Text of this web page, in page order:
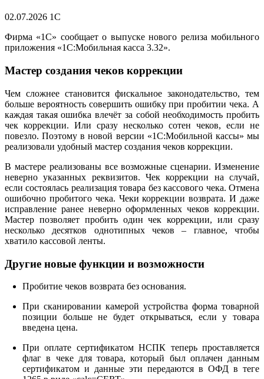
02.07.2026 1С
Фирма «1С» сообщает о выпуске нового релиза мобильного
приложения «1С:Мобильная касса 3.32».
Мастер создания чеков коррекции
Чем сложнее становится фискальное законодательство, тем
больше вероятность совершить ошибку при пробитии чека. А
каждая такая ошибка влечёт за собой необходимость пробить
чек коррекции. Или сразу несколько сотен чеков, если не
повезло. Поэтому в новой версии «1С:Мобильной кассы» мы
реализовали удобный мастер создания чеков коррекции.
В мастере реализованы все возможные сценарии. Изменение
неверно указанных реквизитов. Чек коррекции на случай,
если состоялась реализация товара без кассового чека. Отмена
ошибочно пробитого чека. Чеки коррекции возврата. И даже
исправление ранее неверно оформленных чеков коррекции.
Мастер позволяет пробить один чек коррекции, или сразу
несколько десятков однотипных чеков – главное, чтобы
хватило кассовой ленты.
Другие новые функции и возможности
Пробитие чеков возврата без основания.
При сканировании камерой устройства форма товарной
позиции больше не будет открываться, если у товара
введена цена.
При оплате сертификатом НСПК теперь проставляется
флаг в чеке для товара, который был оплачен данным
сертификатом и данные эти передаются в ОФД в теге